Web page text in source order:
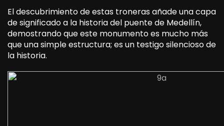
El descubrimiento de estas troneras añade una capa
de significado a la historia del puente de Medellín,
demostrando que este monumento es mucho más
que una simple estructura; es un testigo silencioso de
la historia.